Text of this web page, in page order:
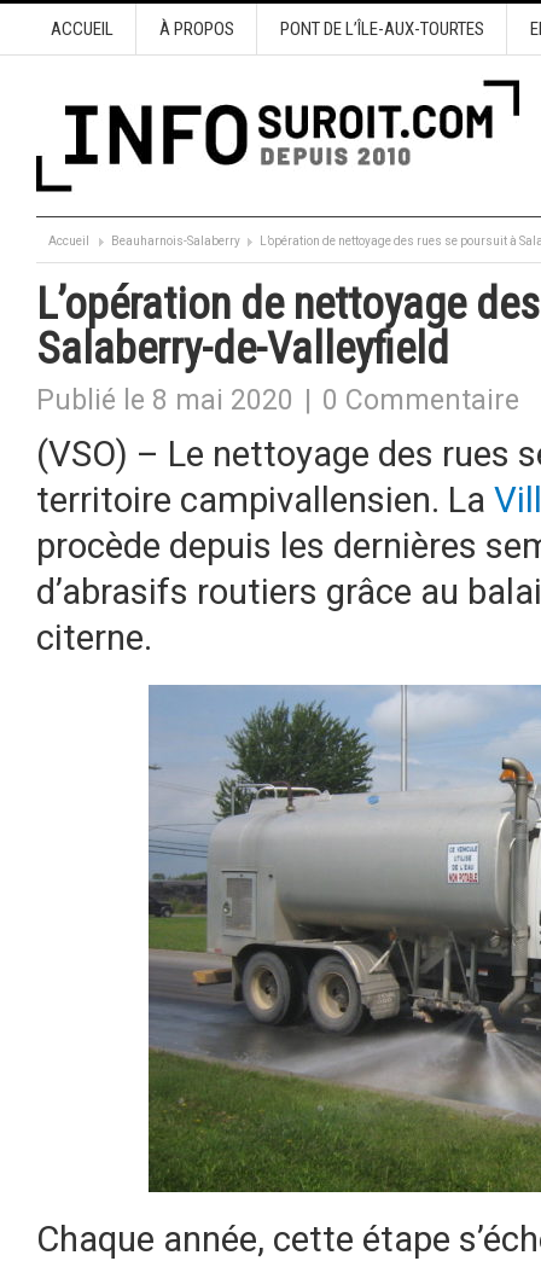
ACCUEIL À PROPOS PONT DE L’ÎLE-AUX-TOURTES
Accueil Beauharnois-Salaberry L’opération de nettoyage des rues se poursuit à
L’opération de nettoyage
Salaberry-de-Valleyfield
Publié le 8 mai 2020 0 Commentaire
(VSO) – Le nettoyage des rues
territoire campivallensien. La
procède depuis les dernières
d’abrasifs routiers grâce au
citerne.
Chaque année, cette étape